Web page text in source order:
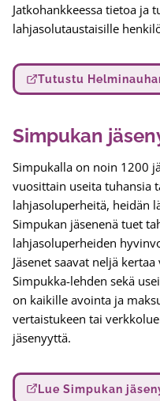
Jatkohankkeessa tietoa ja
lahjasolutaustaisille
Tutustu
Simpukan
Simpukalla on noin 1200
vuosittain useita tuhansia
lahjasoluperheitä, heidän
Simpukan jäsenenä tuet
lahjasoluperheiden
Jäsenet saavat neljä
Simpukka-lehden sekä
on kaikille avointa ja
vertaistukeen tai
jäsenyyttä.
Lue Simpukan